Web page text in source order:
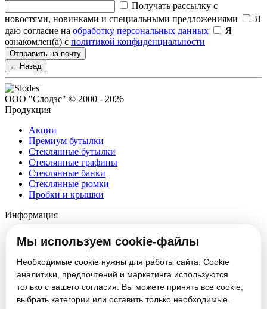
Получать рассылку с
новостями, новинками и специальными предложениями
Я
даю согласие на обработку персональных данных
Я
ознакомлен(а) с политикой конфиденциальности
Отправить на почту
← Назад
ООО "Слодэс" © 2000 - 2026
Продукция
Акции
Премиум бутылки
Стеклянные бутылки
Стеклянные графины
Стеклянные банки
Стеклянные рюмки
Пробки и крышки
Информация
Партнеры
Новости
Блог
Вакансии
Контакты
Настроить cookie
Мы используем cookie-файлы
Необходимые cookie нужны для работы сайта. Cookie
аналитики, предпочтений и маркетинга используются
только с вашего согласия. Вы можете принять все cookie,
выбрать категории или оставить только необходимые.